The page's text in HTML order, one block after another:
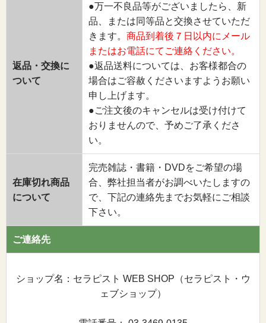
返品・交換に
ついて
●万一不良品等がございましたら、新
品、または同等品と交換させていただ
きます。 商品到着後７日以内にメール
またはお電話にてご連絡ください。
●返品送料については、お客様都合の
場合はご容赦くださいますようお願い
申し上げます。
●ご注文後のキャンセルは受け付けて
おりませんので、予めご了承くださ
い。
在庫切れ商品
について
完売雑誌・書籍・DVDをご希望の場
合、弊社担当者がお調べいたしますの
で、下記の連絡先までお気軽にご相談
下さい。
ご連絡先
ショップ名：セラピスト WEB SHOP（セラピスト・ウ
ェブショップ）